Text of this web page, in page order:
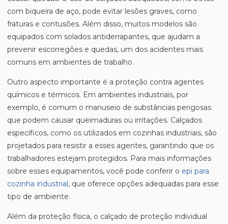
com biqueira de aço, pode evitar lesões graves, como
fraturas e contusões. Além disso, muitos modelos são
equipados com solados antiderrapantes, que ajudam a
prevenir escorregões e quedas, um dos acidentes mais
comuns em ambientes de trabalho.
Outro aspecto importante é a proteção contra agentes
químicos e térmicos. Em ambientes industriais, por
exemplo, é comum o manuseio de substâncias perigosas
que podem causar queimaduras ou irritações. Calçados
específicos, como os utilizados em cozinhas industriais, são
projetados para resistir a esses agentes, garantindo que os
trabalhadores estejam protegidos. Para mais informações
sobre esses equipamentos, você pode conferir o epi para
cozinha industrial, que oferece opções adequadas para esse
tipo de ambiente.
Além da proteção física, o calçado de proteção individual